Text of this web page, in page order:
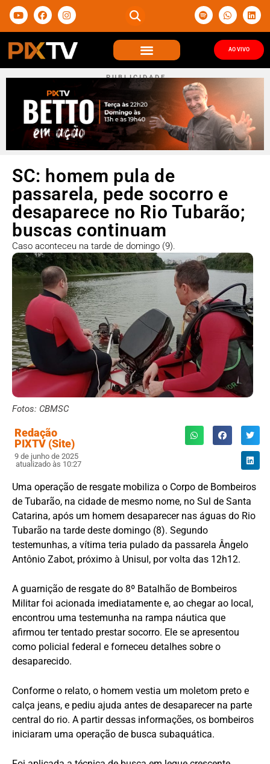
AO VIVO
P U B L I C I D A D E
SC: homem pula de
passarela, pede socorro e
desaparece no Rio Tubarão;
buscas continuam
Caso aconteceu na tarde de domingo (9).
Fotos: CBMSC
Redação
PIXTV (Site)
9 de junho de 2025
atualizado às 10:27
Uma operação de resgate mobiliza o Corpo de Bombeiros
de Tubarão, na cidade de mesmo nome, no Sul de Santa
Catarina, após um homem desaparecer nas águas do Rio
Tubarão na tarde deste domingo (8). Segundo
testemunhas, a vítima teria pulado da passarela Ângelo
Antônio Zabot, próximo à Unisul, por volta das 12h12.
A guarnição de resgate do 8º Batalhão de Bombeiros
Militar foi acionada imediatamente e, ao chegar ao local,
encontrou uma testemunha na rampa náutica que
afirmou ter tentado prestar socorro. Ele se apresentou
como policial federal e forneceu detalhes sobre o
desaparecido.
Conforme o relato, o homem vestia um moletom preto e
calça jeans, e pediu ajuda antes de desaparecer na parte
central do rio. A partir dessas informações, os bombeiros
iniciaram uma operação de busca subaquática.